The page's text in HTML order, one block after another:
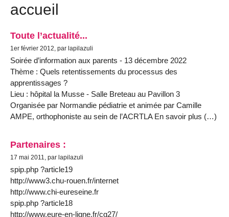
accueil
Toute l’actualité...
1er février 2012, par lapilazuli
Soirée d’information aux parents - 13 décembre 2022
Thème : Quels retentissements du processus des
apprentissages ?
Lieu : hôpital la Musse - Salle Breteau au Pavillon 3
Organisée par Normandie pédiatrie et animée par Camille
AMPE, orthophoniste au sein de l’ACRTLA En savoir plus (…)
Partenaires :
17 mai 2011, par lapilazuli
spip.php ?article19
http://www3.chu-rouen.fr/internet
http://www.chi-eureseine.fr
spip.php ?article18
http://www.eure-en-ligne.fr/cg27/